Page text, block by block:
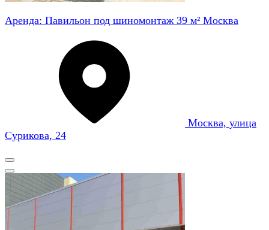
Аренда: Павильон под шиномонтаж 39 м² Москва
Москва, улица
Сурикова, 24